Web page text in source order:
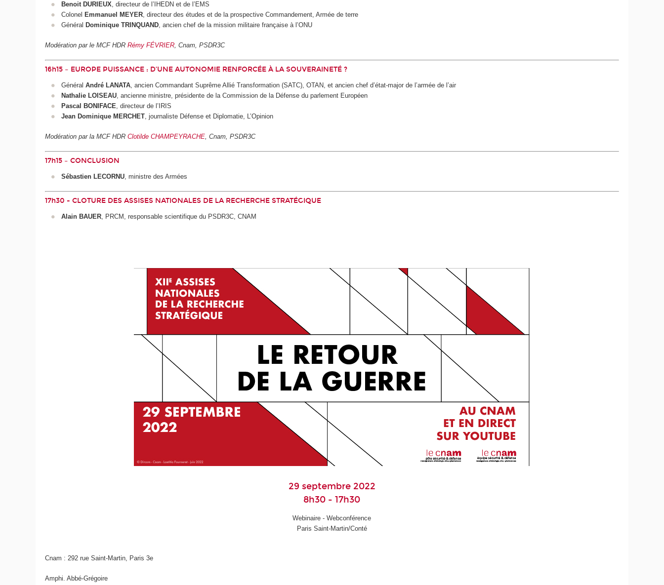
Benoit DURIEUX, directeur de l’IHEDN et de l’EMS
Colonel Emmanuel MEYER, directeur des études et de la prospective Commandement, Armée de terre
Général Dominique TRINQUAND, ancien chef de la mission militaire française à l’ONU
Modération par le MCF HDRRémy FÉVRIER , Cnam, PSDR3C
16h15 – EUROPE PUISSANCE : D’UNE AUTONOMIE RENFORCÉE À LA SOUVERAINETÉ ?
Général André LANATA, ancien Commandant Suprême Allié Transformation (SATC), OTAN, et ancien chef d’état-major de l’armée de l’air
Nathalie LOISEAU, ancienne ministre, présidente de la Commission de la Défense du parlement Européen
Pascal BONIFACE, directeur de l’IRIS
Jean Dominique MERCHET, journaliste Défense et Diplomatie, L’Opinion
Modération par la MCF HDRClotilde CHAMPEYRACHE , Cnam, PSDR3C
17h15 – CONCLUSION
Sébastien LECORNU, ministre des Armées
17h30 - CLOTURE DES ASSISES NATIONALES DE LA RECHERCHE STRATÉGIQUE
Alain BAUER, PRCM, responsable scientifique du PSDR3C, CNAM
29 septembre 2022
8h30 - 17h30
Webinaire - Webconférence
Paris Saint-Martin/Conté
Cnam : 292 rue Saint-Martin, Paris 3e
Amphi. Abbé-Grégoire